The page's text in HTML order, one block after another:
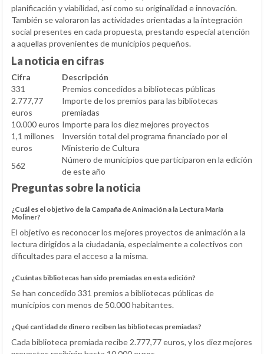
planificación y viabilidad, así como su originalidad e innovación.
También se valoraron las actividades orientadas a la integración
social presentes en cada propuesta, prestando especial atención
a aquellas provenientes de municipios pequeños.
La noticia en cifras
Cifra
Descripción
331
Premios concedidos a bibliotecas públicas
2.777,77
euros
Importe de los premios para las bibliotecas
premiadas
10.000 euros Importe para los diez mejores proyectos
1,1 millones
euros
Inversión total del programa financiado por el
Ministerio de Cultura
562
Número de municipios que participaron en la edición
de este año
Preguntas sobre la noticia
¿Cuál es el objetivo de la Campaña de Animación a la Lectura María
Moliner?
El objetivo es reconocer los mejores proyectos de animación a la
lectura dirigidos a la ciudadanía, especialmente a colectivos con
dificultades para el acceso a la misma.
¿Cuántas bibliotecas han sido premiadas en esta edición?
Se han concedido 331 premios a bibliotecas públicas de
municipios con menos de 50.000 habitantes.
¿Qué cantidad de dinero reciben las bibliotecas premiadas?
Cada biblioteca premiada recibe 2.777,77 euros, y los diez mejores